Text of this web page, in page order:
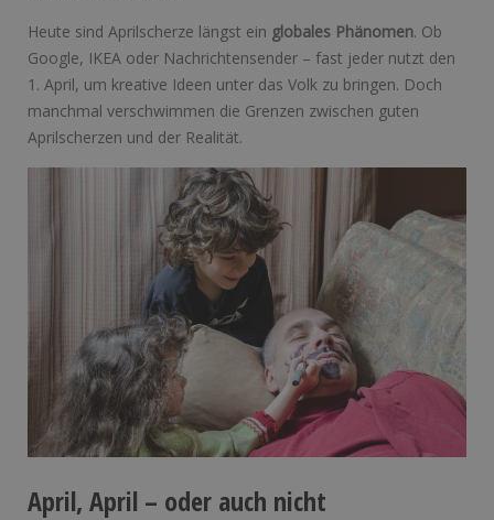
Heute sind Aprilscherze längst ein globales Phänomen. Ob
Google, IKEA oder Nachrichtensender – fast jeder nutzt den
1. April, um kreative Ideen unter das Volk zu bringen. Doch
manchmal verschwimmen die Grenzen zwischen guten
Aprilscherzen und der Realität.
April, April – oder auch nicht